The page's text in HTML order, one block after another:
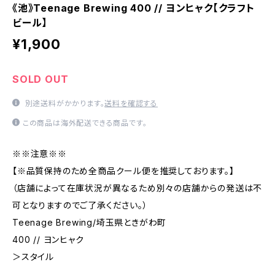
《池》Teenage Brewing 400 // ヨンヒャク【クラフト
ビール】
¥1,900
SOLD OUT
別途送料がかかります。送料を確認する
この商品は海外配送できる商品です。
※※注意※※
【※品質保持のため全商品クール便を推奨しております。】
（店舗によって在庫状況が異なるため別々の店舗からの発送は不
可となりますのでご了承ください。）
Teenage Brewing/埼玉県ときがわ町
400 // ヨンヒャク
＞スタイル